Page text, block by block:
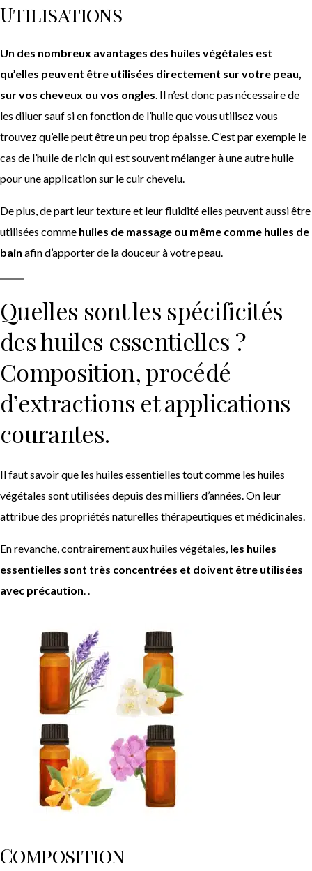
Utilisations
Un des nombreux avantages des huiles végétales est
qu’elles peuvent être utilisées directement sur votre peau,
sur vos cheveux ou vos ongles . Il n’est donc pas nécessaire de
les diluer sauf si en fonction de l’huile que vous utilisez vous
trouvez qu’elle peut être un peu trop épaisse. C’est par exemple le
cas de l’huile de ricin qui est souvent mélanger à une autre huile
pour une application sur le cuir chevelu.
De plus, de part leur texture et leur fluidité elles peuvent aussi être
utilisées comme huiles de massage ou même comme huiles de
bain afin d’apporter de la douceur à votre peau.
Quelles sont les spécificités
des huiles essentielles ?
Composition, procédé
d’extractions et applications
courantes.
Il faut savoir que les huiles essentielles tout comme les huiles
végétales sont utilisées depuis des milliers d’années. On leur
attribue des propriétés naturelles thérapeutiques et médicinales.
En revanche, contrairement aux huiles végétales, les huiles
essentielles sont très concentrées et doivent être utilisées
avec précaution
Composition